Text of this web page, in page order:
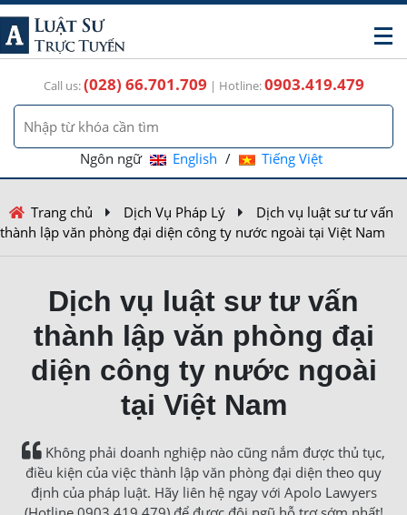
Call us:(028) 66.701.709 | Hotline:0903.419.479
Ngôn ngữ English / Tiếng Việt
Trang chủ Dịch Vụ Pháp Lý
Dịch vụ luật sư tư vấn
thành lập văn phòng đại diện công ty nước ngoài tại Việt Nam
Dịch vụ luật sư tư vấn
thành lập văn phòng đại
diện công ty nước ngoài
tại Việt Nam
Không phải doanh nghiệp nào cũng nắm được thủ tục,
điều kiện của việc thành lập văn phòng đại diện theo quy
định của pháp luật. Hãy liên hệ ngay với Apolo Lawyers